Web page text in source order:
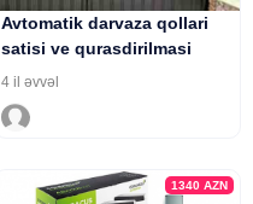
Avtomatik darvaza qollari
satisi ve qurasdirilmasi
4 il əvvəl
1340 AZN